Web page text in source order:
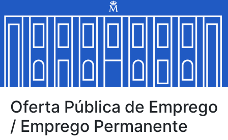
Mostrar/Ocultar
Mostrar/Ocultar
Mostrar/Ocultar
Mostrar/Ocultar
Oferta Pública de Emprego
/ Emprego Permanente